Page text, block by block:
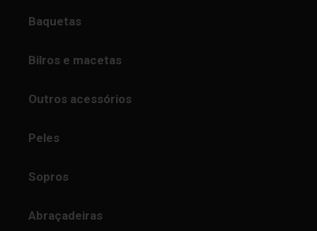
Baquetas
Bilros e macetas
Outros acessórios
Peles
Sopros
Abraçadeiras